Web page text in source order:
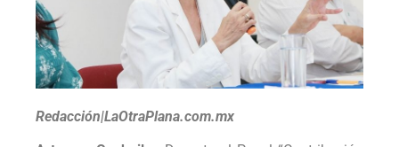
Redacción|LaOtraPlana.com.mx